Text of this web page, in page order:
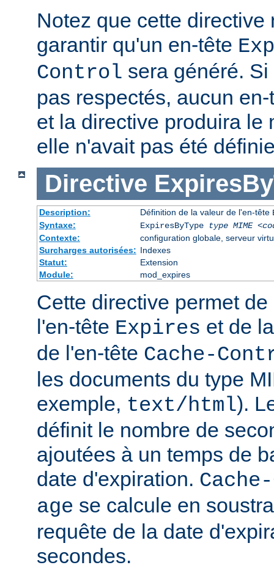
Notez que cette directive
garantir qu'un en-tête
Control sera généré.
pas respectés, aucun
et la directive produira le
elle n'avait pas été
Directive
Description: Définition de la valeur de l'en-tête
Syntaxe:
ExpiresByType type MIME
Contexte:
configuration globale, serveur
Surcharges autorisées: Indexes
Statut:
Extension
Module:
mod_expires
Cette directive permet
l'en-tête Expires et de
de l'en-tête Cache-
les documents du type
exemple, text/html).
définit le nombre de
ajoutées à un temps de
date d'expiration.
age se calcule en
requête de la date
secondes.